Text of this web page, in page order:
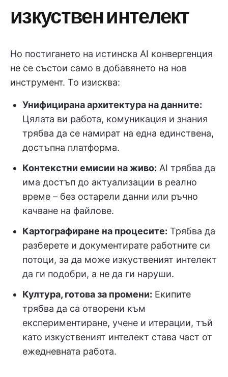
изкуствен интелект
Но постигането на истинска AI конвергенция
не се състои само в добавянето на нов
инструмент. То изисква:
Унифицирана архитектура на данните:
Цялата ви работа, комуникация и знания
трябва да се намират на една единствена,
достъпна платформа.
Контекстни емисии на живо: AI трябва да
има достъп до актуализации в реално
време – без остарели данни или ръчно
качване на файлове.
Картографиране на процесите: Трябва да
разберете и документирате работните си
потоци, за да може изкуственият интелект
да ги подобри, а не да ги наруши.
Култура, готова за промени: Екипите
трябва да са отворени към
експериментиране, учене и итерации, тъй
като изкуственият интелект става част от
ежедневната работа.